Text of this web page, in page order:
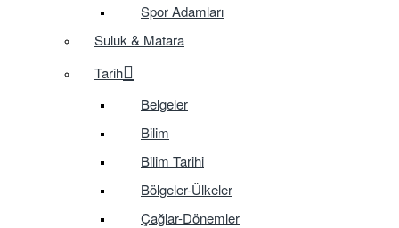
Spor Adamları
Suluk & Matara
Tarih
Belgeler
Bilim
Bilim Tarihi
Bölgeler-Ülkeler
Çağlar-Dönemler